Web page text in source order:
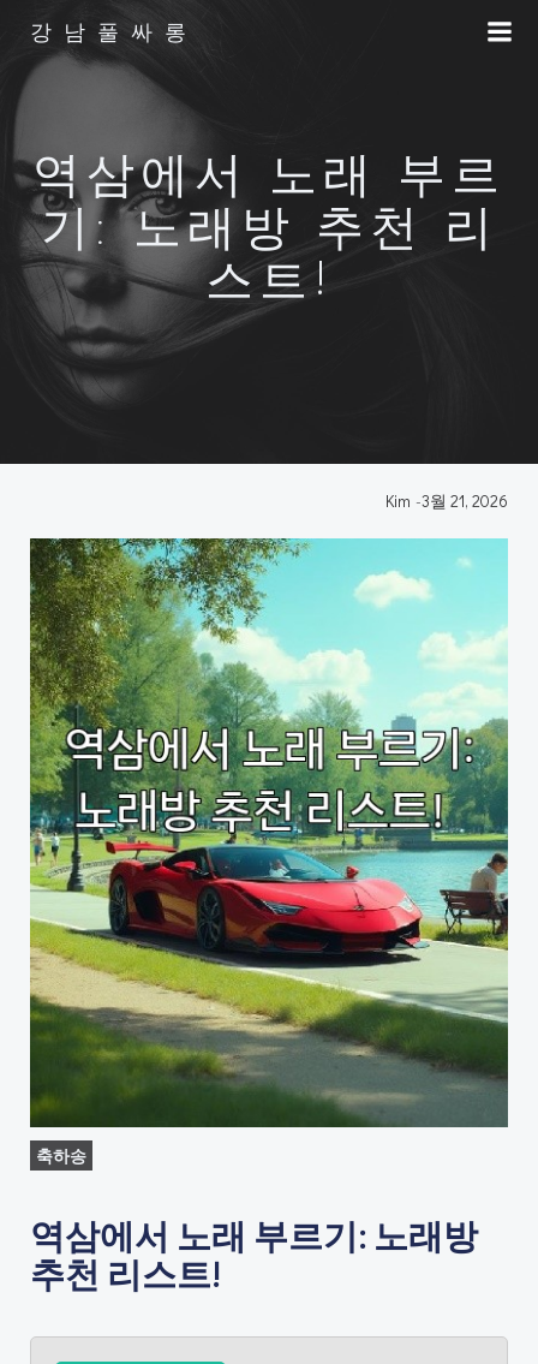
강남풀싸롱
역삼에서 노래 부르
기: 노래방 추천 리
스트!
Kim -3월 21, 2026
축하송
역삼에서 노래 부르기: 노래방
추천 리스트!